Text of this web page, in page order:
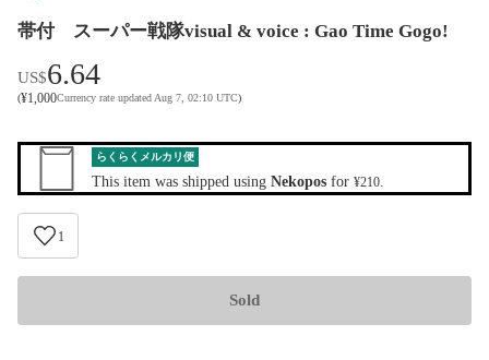
帯付 スーパー戦隊visual & voice : Gao Time Gogo!
US$6.64
(¥1,000Currency rate updated Aug 7, 02:10 UTC)
らくらくメルカリ便
This item was shipped using Nekopos for ¥210
1
Sold